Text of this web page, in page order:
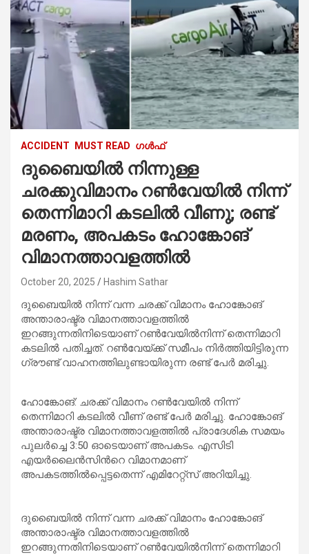
ACCIDENT MUST READ ഗൾഫ്
ദുബൈയിൽ നിന്നുള്ള
ചരക്കുവിമാനം റൺവേയിൽ നിന്ന്
തെന്നിമാറി കടലിൽ വീണു; രണ്ട്
മരണം, അപകടം ഹോങ്കോങ്
വിമാനത്താവളത്തിൽ
October 20, 2025 Hashim Sathar
ദുബൈയിൽ നിന്ന് വന്ന ചരക്ക് വിമാനം ഹോങ്കോങ്
അന്താരാഷ്ട്ര വിമാനത്താവളത്തിൽ
ഇറങ്ങുന്നതിനിടെയാണ് റൺവേയിൽനിന്ന് തെന്നിമാറി
കടലിൽ പതിച്ചത്. റൺവേയ്ക്ക് സമീപം നിർത്തിയിട്ടിരുന്ന
ഗ്രൗണ്ട് വാഹനത്തിലുണ്ടായിരുന്ന രണ്ട് പേർ മരിച്ചു.
ഹോങ്കോങ്: ചരക്ക് വിമാനം റൺവേയിൽ നിന്ന്
തെന്നിമാറി കടലിൽ വീണ് രണ്ട് പേർ മരിച്ചു. ഹോങ്കോങ്
അന്താരാഷ്ട്ര വിമാനത്താവളത്തിൽ പ്രാദേശിക സമയം
പുലർച്ചെ 3:50 ഓടെയാണ് അപകടം. എസിടി
എയർലൈൻസിന്‍റെ വിമാനമാണ്
അപകടത്തിൽപ്പെട്ടതെന്ന് എമിറേറ്റ്സ് അറിയിച്ചു.
ദുബൈയിൽ നിന്ന് വന്ന ചരക്ക് വിമാനം ഹോങ്കോങ്
അന്താരാഷ്ട്ര വിമാനത്താവളത്തിൽ
ഇറങ്ങുന്നതിനിടെയാണ് റൺവേയിൽനിന്ന് തെന്നിമാറി